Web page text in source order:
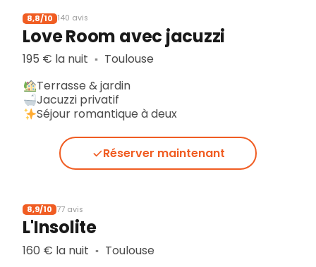
8,8/10 140 avis
Love Room avec jacuzzi
195 € la nuit ▪︎ Toulouse
Terrasse & jardin
Jacuzzi privatif
Séjour romantique à deux
Réserver maintenant
8,9/10 77 avis
L'Insolite
160 € la nuit ▪︎ Toulouse